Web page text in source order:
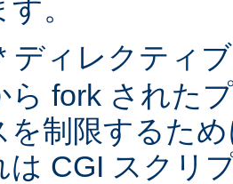
。
ディレクティ
ら fork された
を制限するた
は CGI スクリ